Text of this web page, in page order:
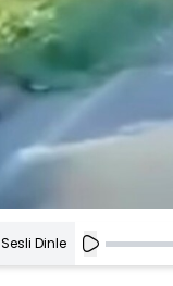
Sesli Dinle